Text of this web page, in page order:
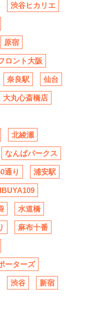
渋谷ヒカリエ
原宿
ロント大阪
奈良駅 仙台
大丸心斎橋店
北綾瀬
なんばパークス
通り 浦安駅
水道橋
麻布十番
ーターズ
渋谷 新宿